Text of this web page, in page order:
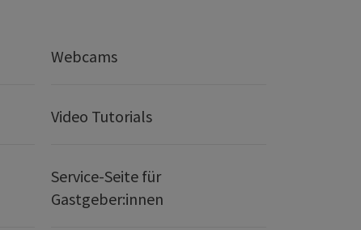
Webcams
Video Tutorials
Service-Seite für
Gastgeber:innen